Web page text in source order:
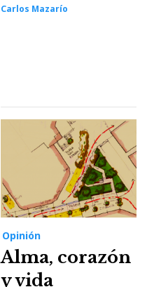
Carlos Mazarío
Opinión
Alma, corazón
y vida